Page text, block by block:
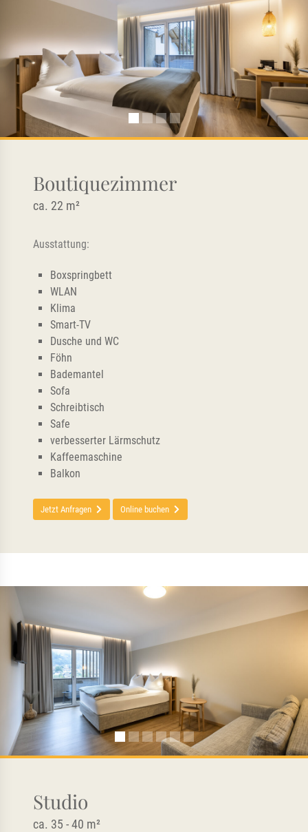
Boutiquezimmer
ca. 22 m²
Ausstattung:
Boxspringbett
WLAN
Klima
Smart-TV
Dusche und WC
Föhn
Bademantel
Sofa
Schreibtisch
Safe
verbesserter Lärmschutz
Kaffeemaschine
Balkon
Jetzt Anfragen Online buchen
Studio
ca. 35 - 40 m²